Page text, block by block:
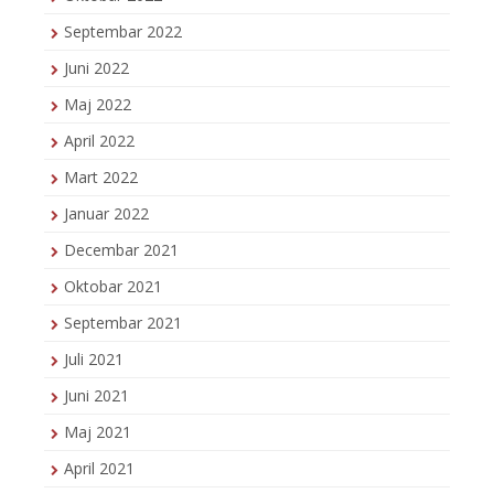
Septembar 2022
Juni 2022
Maj 2022
April 2022
Mart 2022
Januar 2022
Decembar 2021
Oktobar 2021
Septembar 2021
Juli 2021
Juni 2021
Maj 2021
April 2021